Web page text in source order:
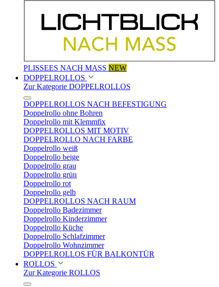
PLISSEES NACH MASS NEW
DOPPELROLLOS
Zur Kategorie DOPPELROLLOS
DOPPELROLLOS NACH BEFESTIGUNG
Doppelrollo ohne Bohren
Doppelrollo mit Klemmfix
DOPPELROLLOS MIT MOTIV
DOPPELROLLO NACH FARBE
Doppelrollo weiß
Doppelrollo beige
Doppelrollo grau
Doppelrollo grün
Doppelrollo rot
Doppelrollo gelb
DOPPELROLLOS NACH RAUM
Doppelrollo Badezimmer
Doppelrollo Kinderzimmer
Doppelrollo Küche
Doppelrollo Schlafzimmer
Doppelrollo Wohnzimmer
DOPPELROLLOS FÜR BALKONTÜR
ROLLOS
Zur Kategorie ROLLOS